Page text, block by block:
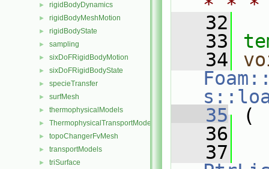
► rigidBodyDynamics
► rigidBodyMeshMotion
► rigidBodyState
► sampling
► sixDoFRigidBodyMotion
► sixDoFRigidBodyState
► specieTransfer
► surfMesh
► thermophysicalModels
► ThermophysicalTransportModels
► topoChangerFvMesh
► transportModels
► triSurface
   32
   33
   34
   35
(
   36
   37